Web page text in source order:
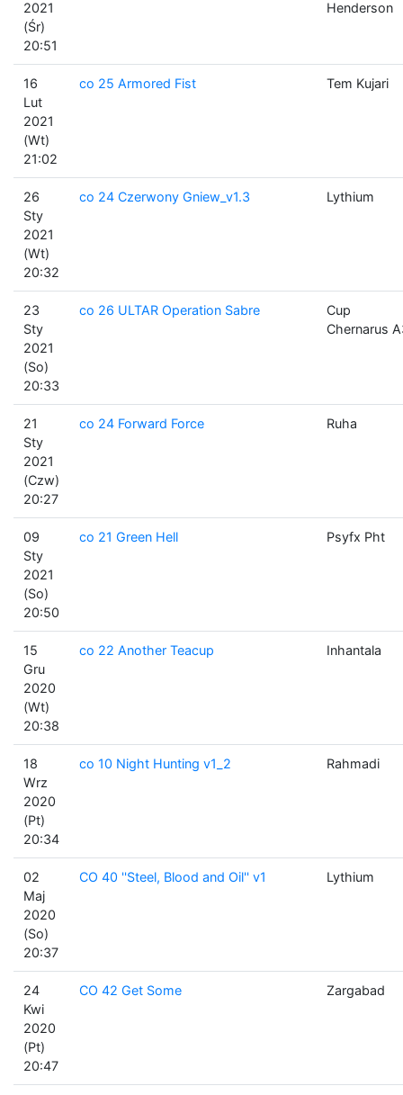
2021
(Śr)
20:51
Henderson
16
Lut
2021
(Wt)
21:02
co 25 Armored Fist Tem Kujari
26
Sty
2021
(Wt)
20:32
co 24 Czerwony Gniew_v1.3 Lythium
23
Sty
2021
(So)
20:33
co 26 ULTAR Operation Sabre
Cup
Chernarus
21
Sty
2021
(Czw)
20:27
co 24 Forward Force Ruha
09
Sty
2021
(So)
20:50
co 21 Green Hell Psyfx Pht
15
Gru
2020
(Wt)
20:38
co 22 Another Teacup Inhantala
18
Wrz
2020
(Pt)
20:34
co 10 Night Hunting v1_2 Rahmadi
02
Maj
2020
(So)
20:37
CO 40 ''Steel, Blood and Oil'' v1 Lythium
24
Kwi
2020
(Pt)
20:47
CO 42 Get Some Zargabad